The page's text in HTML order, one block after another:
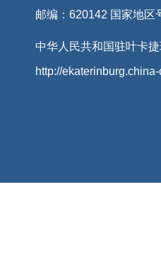
邮编：620142 国家地区
中华人民共和国驻叶卡
http://